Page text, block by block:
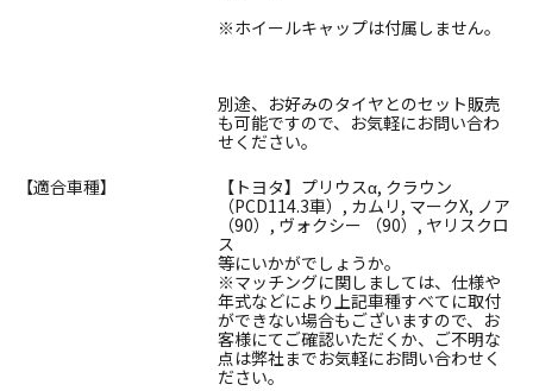
※ホイールキャップは付属しません。
別途、お好みのタイヤとのセット販売
も可能ですので、お気軽にお問い合わ
せください。
【適合車種】
【トヨタ】プリウスα, クラウン
（PCD114.3車）, カムリ, マークX, ノア
（90）, ヴォクシー （90）, ヤリスクロ
ス
等にいかがでしょうか。
※マッチングに関しましては、仕様や
年式などにより上記車種すべてに取付
ができない場合もございますので、お
客様にてご確認いただくか、ご不明な
点は弊社までお気軽にお問い合わせく
ださい。